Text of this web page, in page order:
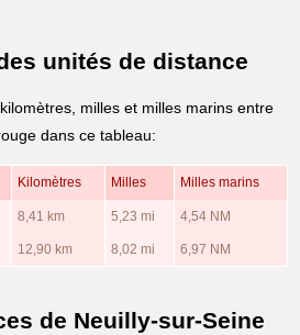
unités de distance
milles et milles marins entre
dans ce tableau:
Kilomètres Milles Milles marins
8,41 km 5,23 mi 4,54 NM
12,90 km 8,02 mi 6,97 NM
de Neuilly-sur-Seine